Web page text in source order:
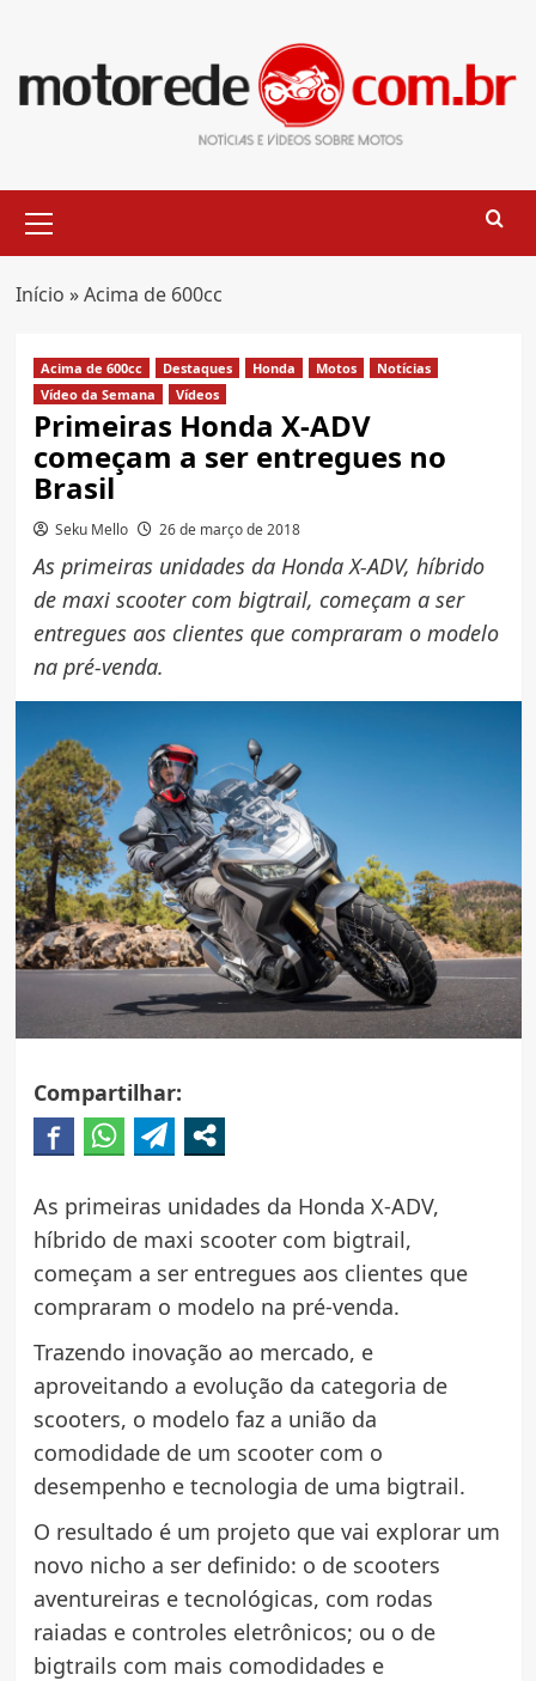
content
Menu
Início »Acima de 600cc
Acima de 600cc Destaques Honda Motos
Notícias
Vídeo da Semana
Vídeos
Primeiras Honda X-ADV
começam a ser entregues no
Brasil
Seku Mello 26 de março de 2018
As primeiras unidades da Honda X-ADV, híbrido
de maxi scooter com bigtrail, começam a ser
entregues aos clientes que compraram o modelo
na pré-venda.
Compartilhar:
As primeiras unidades da Honda X-ADV,
híbrido de maxi scooter com bigtrail,
começam a ser entregues aos clientes que
compraram o modelo na pré-venda.
Trazendo inovação ao mercado, e
aproveitando a evolução da categoria de
scooters, o modelo faz a união da
comodidade de um scooter com o
desempenho e tecnologia de uma bigtrail.
O resultado é um projeto que vai explorar um
novo nicho a ser definido: o de scooters
aventureiras e tecnológicas, com rodas
raiadas e controles eletrônicos; ou o de
bigtrails com mais comodidades e